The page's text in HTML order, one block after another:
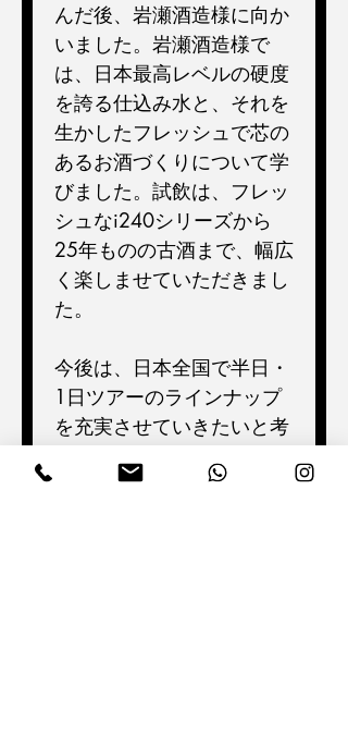
んだ後、岩瀬酒造様に向か
いました。岩瀬酒造様で
は、日本最高レベルの硬度
を誇る仕込み水と、それを
生かしたフレッシュで芯の
あるお酒づくりについて学
びました。試飲は、フレッ
シュなi240シリーズから
25年ものの古酒まで、幅広
く楽しませていただきまし
た。
今後は、日本全国で半日・
1日ツアーのラインナップ
を充実させていきたいと考